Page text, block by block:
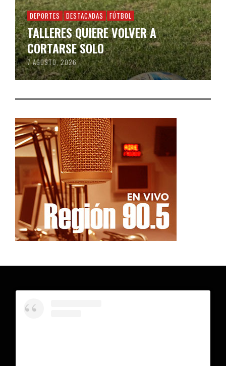
DEPORTES DESTACADAS FÚTBOL
TALLERES QUIERE VOLVER A
CORTARSE SOLO
7 AGOSTO, 2026